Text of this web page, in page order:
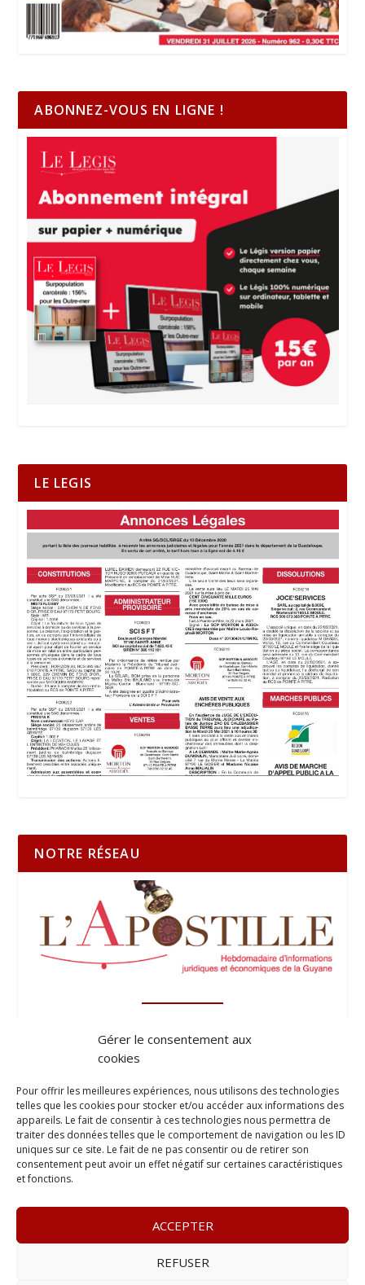
Gérer le consentement aux
cookies
Pour offrir les meilleures expériences, nous utilisons des technologies
telles que les cookies pour stocker et/ou accéder aux informations des
appareils. Le fait de consentir à ces technologies nous permettra de
traiter des données telles que le comportement de navigation ou les ID
uniques sur ce site. Le fait de ne pas consentir ou de retirer son
consentement peut avoir un effet négatif sur certaines caractéristiques
et fonctions.
ACCEPTER
REFUSER
ABONNEZ-VOUS EN LIGNE !
LE LEGIS
NOTRE RÉSEAU
– www.lelegis.fr –Zone Franche Cité Dillon